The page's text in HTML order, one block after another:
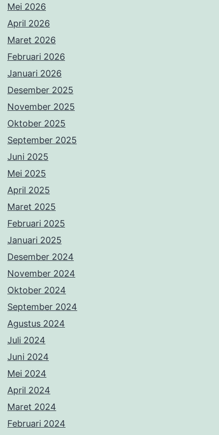
Mei 2026
April 2026
Maret 2026
Februari 2026
Januari 2026
Desember 2025
November 2025
Oktober 2025
September 2025
Juni 2025
Mei 2025
April 2025
Maret 2025
Februari 2025
Januari 2025
Desember 2024
November 2024
Oktober 2024
September 2024
Agustus 2024
Juli 2024
Juni 2024
Mei 2024
April 2024
Maret 2024
Februari 2024